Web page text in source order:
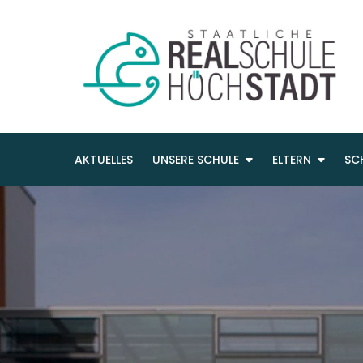
AKTUELLES UNSERE SCHULE ELTERN